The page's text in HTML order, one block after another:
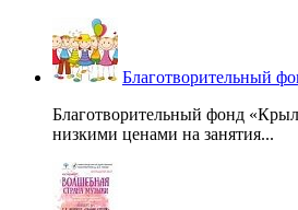
Благотворительный
Благотворительный фонд
низкими ценами на занятия...